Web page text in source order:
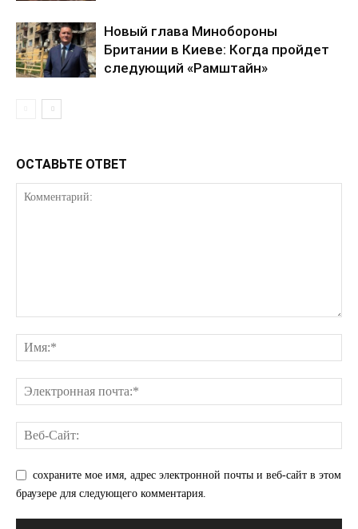
Новый глава Минобороны
Британии в Киеве: Когда пройдет
следующий «Рамштайн»
ОСТАВЬТЕ ОТВЕТ
сохраните мое имя, адрес электронной почты и веб-сайт в этом
браузере для следующего комментария.